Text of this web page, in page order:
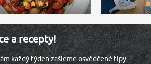
a recepty!
každý týden zašleme osvědčené tipy.